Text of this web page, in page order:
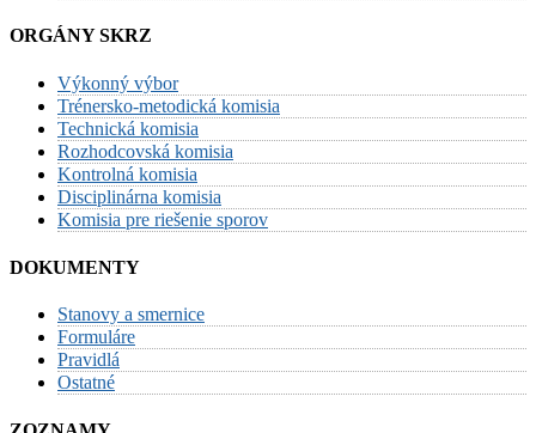
ORGÁNY SKRZ
Výkonný výbor
Trénersko-metodická komisia
Technická komisia
Rozhodcovská komisia
Kontrolná komisia
Disciplinárna komisia
Komisia pre riešenie sporov
DOKUMENTY
Stanovy a smernice
Formuláre
Pravidlá
Ostatné